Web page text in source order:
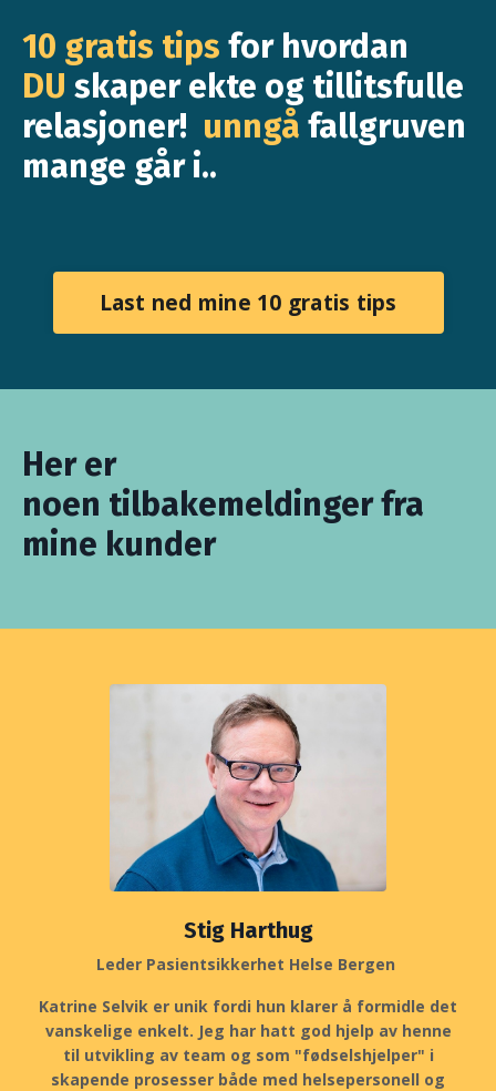
10 gratis tips for hvordan
DU skaper ekte og tillitsfulle
relasjoner! unngå fallgruven
mange går i..
Last ned mine 10 gratis tips
Her er
noen tilbakemeldinger fra
mine kunder
Stig Harthug
Leder Pasientsikkerhet Helse Bergen
Katrine Selvik er unik fordi hun klarer å formidle det
vanskelige enkelt. Jeg har hatt god hjelp av henne
til utvikling av team og som "fødselshjelper" i
skapende prosesser både med helsepersonell og